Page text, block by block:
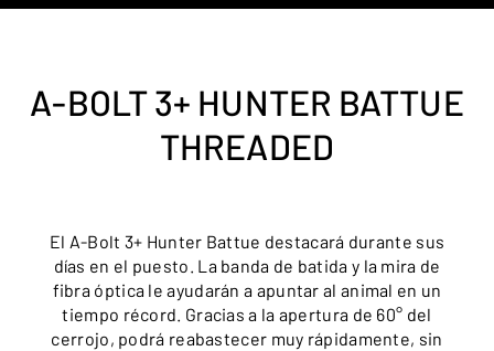
A-BOLT 3+ HUNTER BATTUE
THREADED
El A-Bolt 3+ Hunter Battue destacará durante sus
días en el puesto. La banda de batida y la mira de
fibra óptica le ayudarán a apuntar al animal en un
tiempo récord. Gracias a la apertura de 60° del
cerrojo, podrá reabastecer muy rápidamente, sin